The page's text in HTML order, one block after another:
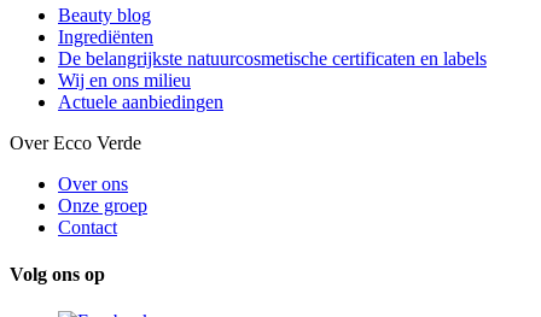
Beauty blog
Ingrediënten
De belangrijkste natuurcosmetische certificaten en labels
Wij en ons milieu
Actuele aanbiedingen
Over Ecco Verde
Over ons
Onze groep
Contact
Volg ons op